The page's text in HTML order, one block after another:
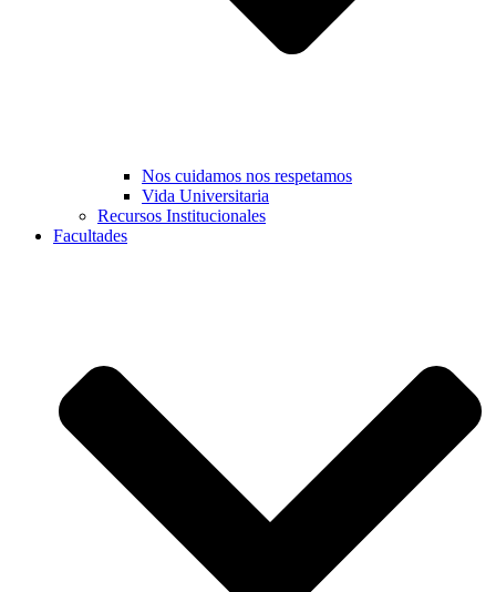
Nos cuidamos nos respetamos
Vida Universitaria
Recursos Institucionales
Facultades